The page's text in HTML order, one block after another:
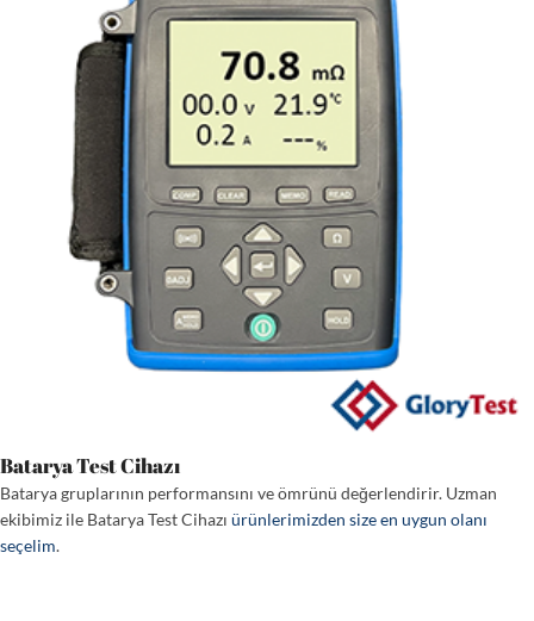
Batarya Test Cihazı
Batarya gruplarının performansını ve ömrünü değerlendirir. Uzman
ekibimiz ile Batarya Test Cihazı ürünlerimizden size en uygun olanı
seçelim.